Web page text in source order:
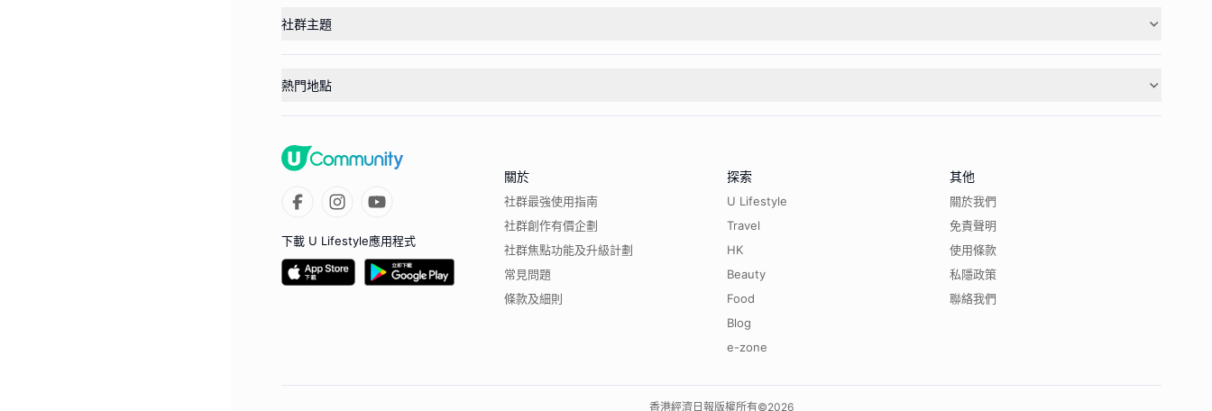
社群主題
熱門地點
下載 U Lifestyle應用程式
關於
社群最強使用指南
社群創作有價企劃
社群焦點功能及升級計劃
常見問題
條款及細則
探索
U Lifestyle
Travel
HK
Beauty
Food
Blog
e-zone
其他
關於我們
免責聲明
使用條款
私隱政策
聯絡我們
香港經濟日報版權所有©2026